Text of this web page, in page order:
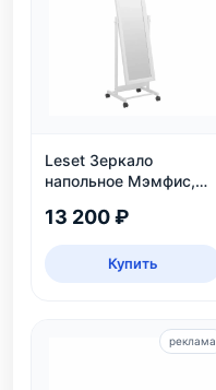
Leset Зеркало
напольное Мэмфис,
13 200 ₽
Купить
реклама